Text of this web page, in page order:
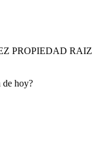
PROPIEDAD RAIZ
de hoy?